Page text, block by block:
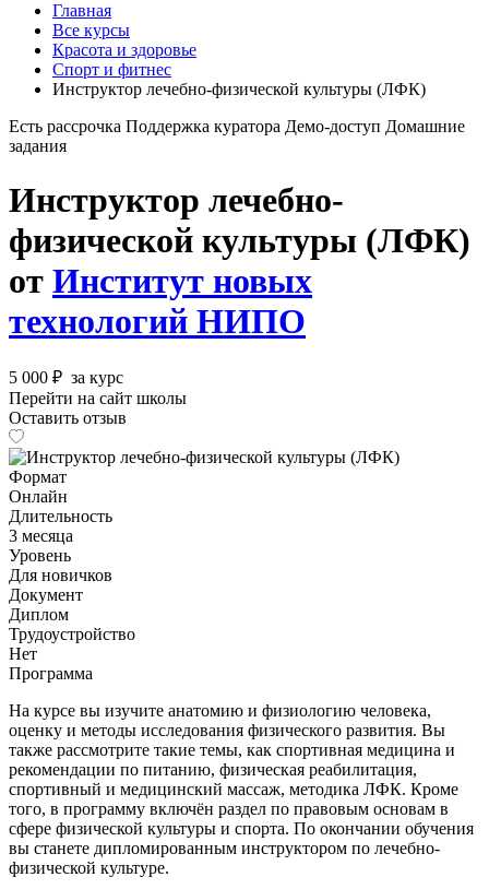
Главная
Все курсы
Красота и здоровье
Спорт и фитнес
Инструктор лечебно-физической культуры (ЛФК)
Есть рассрочка Поддержка куратора Демо-доступ Домашние
задания
Инструктор лечебно-
физической культуры (ЛФК)
от Институт новых
технологий НИПО
5 000 ₽ за курс
Перейти на сайт школы
Оставить отзыв
Формат
Онлайн
Длительность
3 месяца
Уровень
Для новичков
Документ
Диплом
Трудоустройство
Нет
Программа
На курсе вы изучите анатомию и физиологию человека,
оценку и методы исследования физического развития. Вы
также рассмотрите такие темы, как спортивная медицина и
рекомендации по питанию, физическая реабилитация,
спортивный и медицинский массаж, методика ЛФК. Кроме
того, в программу включён раздел по правовым основам в
сфере физической культуры и спорта. По окончании обучения
вы станете дипломированным инструктором по лечебно-
физической культуре.